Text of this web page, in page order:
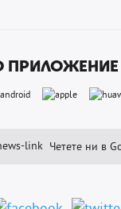
Четете ни в